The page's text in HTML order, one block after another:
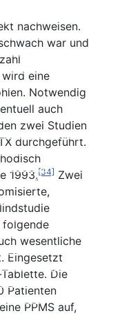
Therapiekontrolle
Fragen
Blick
Therapiekontrolle
Fragen
Blick
Therapiekontrolle
Fragen
Blick
nachweisen.
war und
eine
Notwendig
auch
zwei Studien
durchgeführt.
1993.[34] Zwei
wesentliche
Eingesetzt
Die
Patienten
PPMS auf,